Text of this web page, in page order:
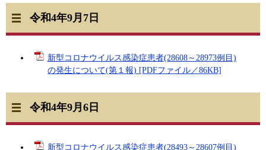
令和4年9月7日
新型コロナウイルス感染症患者(28608～28973例目)
の発生について(第１報) [PDFファイル／86KB]
令和4年9月6日
新型コロナウイルス感染症患者(28493～28607例目)